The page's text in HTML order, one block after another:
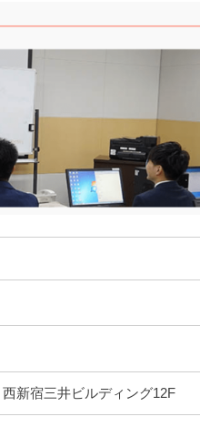
新宿三井ビルディング12F